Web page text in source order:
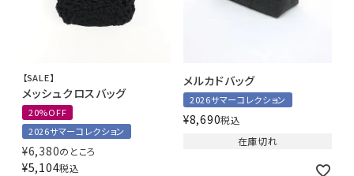
【SALE】
メッシュクロスバッグ
20%OFF
2026サマーコレクション
¥6,380のところ
¥5,104税込
メルカドバッグ
2026サマーコレクション
¥8,690税込
在庫切れ